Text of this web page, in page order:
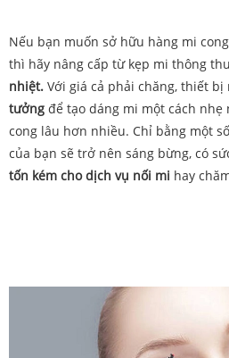
Nếu bạn muốn sở hữu hàng mi
thì hãy nâng cấp từ kẹp mi thông
nhiệt. Với giá cả phải chăng, thiết bị
tưởng để tạo dáng mi một cách nhẹ
cong lâu hơn nhiều. Chỉ bằng một
của bạn sẽ trở nên sáng bừng, có
tốn kém cho dịch vụ nối mi hay